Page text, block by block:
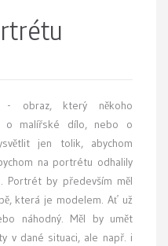
obraz, který někoho
o malířské dílo, nebo o
jen tolik, abychom
na portrétu odhalily
by především měl
která je modelem. Ať už
náhodný. Měl by umět
v dané situaci, ale např. i